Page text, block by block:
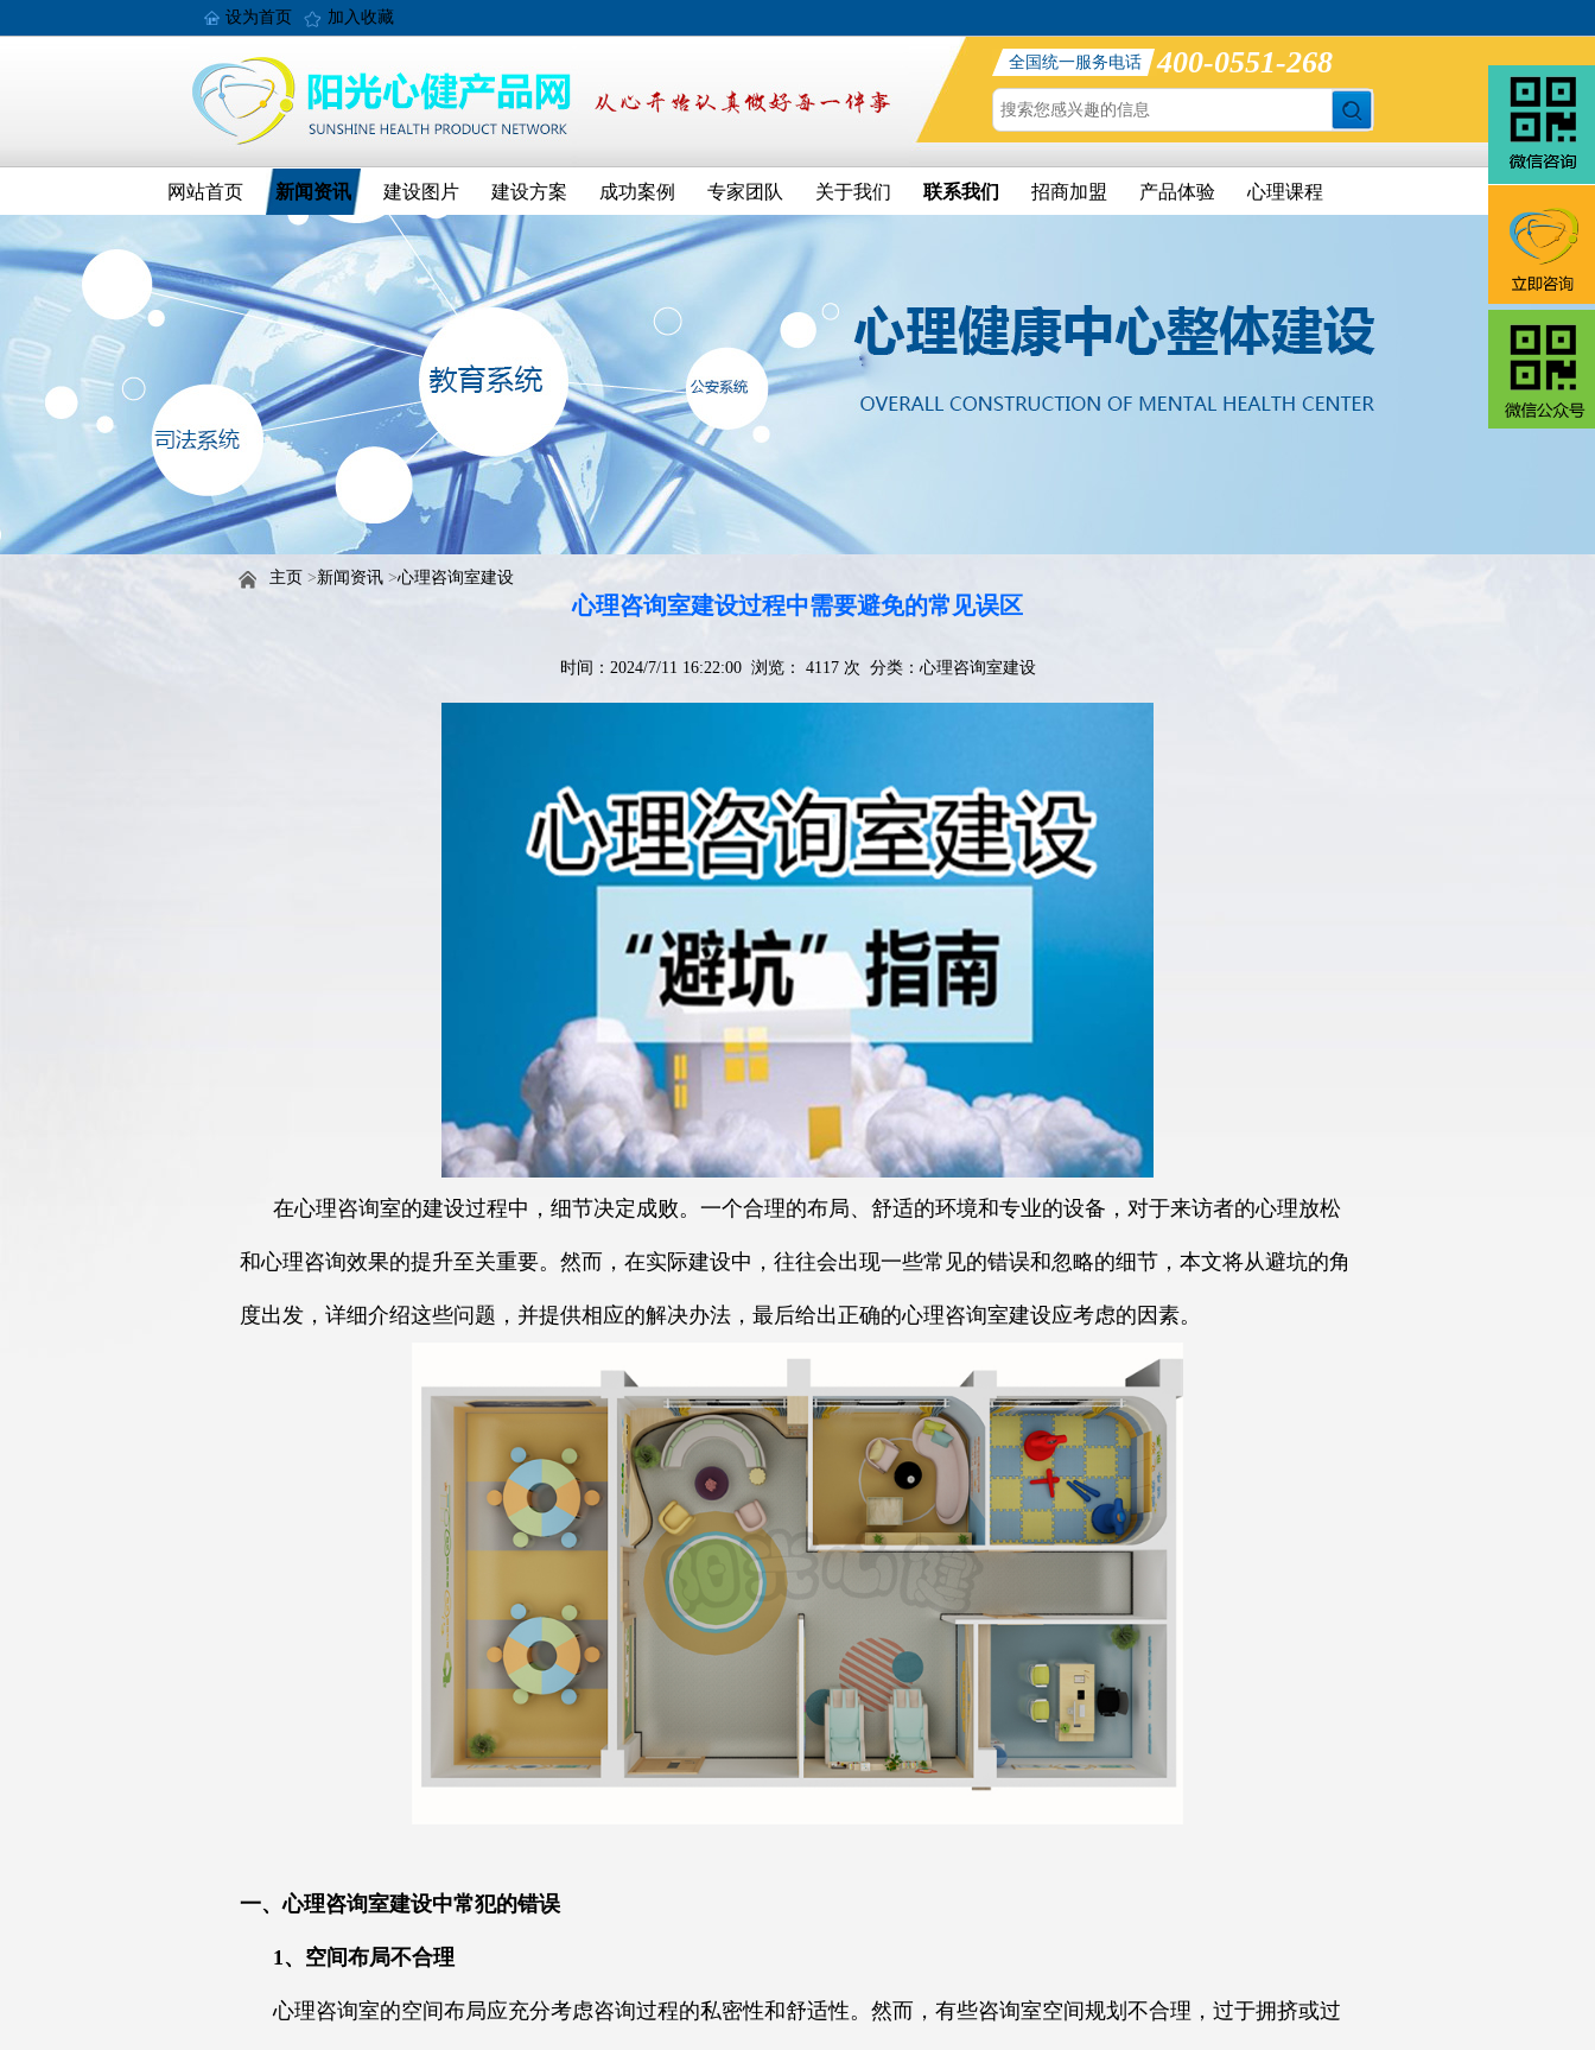
设为首页 加入收藏
全国统一服务电话 400-0551-268
网站首页 新闻资讯 建设图片 建设方案 成功案例 专家团队 关于我们 联系我们 招商加盟 产品体验 心理课程
主页 >新闻资讯 >心理咨询室建设
心理咨询室建设过程中需要避免的常见误区
时间：2024/7/11 16:22:00 浏览： 4117 次 分类： 心理咨询室建设
在心理咨询室的建设过程中，细节决定成败。一个合理的布局、舒适的环境和专业的设备，对于来访者的心理放松
和心理咨询效果的提升至关重要。然而，在实际建设中，往往会出现一些常见的错误和忽略的细节，本文将从避坑的角
度出发，详细介绍这些问题，并提供相应的解决办法，最后给出正确的心理咨询室建设应考虑的因素。
一、心理咨询室建设中常犯的错误
1、空间布局不合理
心理咨询室的空间布局应充分考虑咨询过程的私密性和舒适性。然而，有些咨询室空间规划不合理，过于拥挤或过